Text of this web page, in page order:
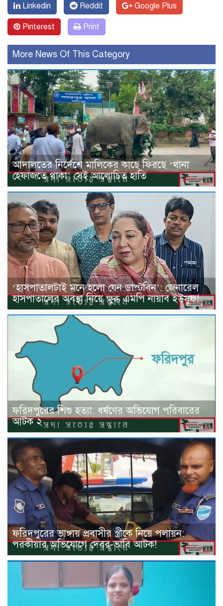
Linkedin Reddit Google Plus
Pinterest Print
More News Of This Category
আদালতের নির্দেশে মালিকের কাছে ফিরছে ‘থানা
হেফাজতে থাকা’ সেই আলোচিত হাতি
‘হাসপাতালটাই মনে হলো যেন ডাস্টবিন’: জেনারেল
হাসপাতালের অবস্থা নিয়ে ক্ষুব্ধ এমপি নায়াব ইউসুফ!
ফরিদপুরের শিশু হত্যা: ধর্ষণের অভিযোগ পরিবারের
আটক ২
ফরিদপুরের ভাঙ্গায় প্রবাসীর স্ত্রীকে নিয়ে পলায়ন:
পরকীয়ার অভিযোগে দেবর-ভাবি আটক!